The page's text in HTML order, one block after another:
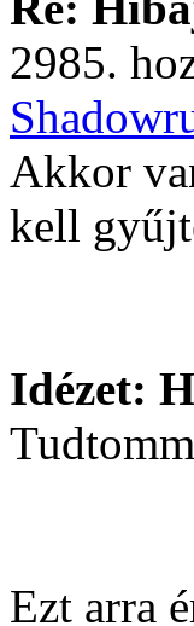
2985.
Akkor
kell
Idézet:
Ezt arra